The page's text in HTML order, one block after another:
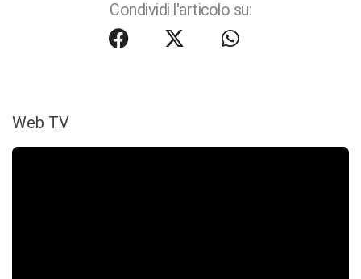
Condividi l'articolo su:
Web TV